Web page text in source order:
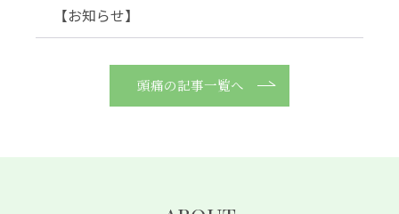
【お知らせ】
頭痛の記事一覧へ